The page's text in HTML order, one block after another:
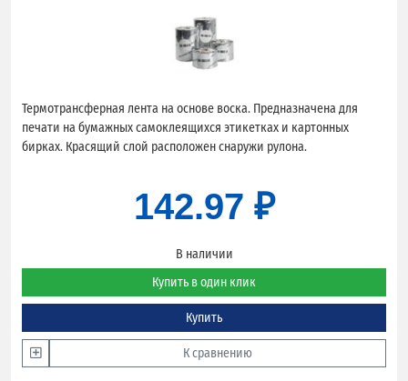
Термотрансферная лента на основе воска. Предназначена для
печати на бумажных самоклеящихся этикетках и картонных
бирках. Красящий слой расположен снаружи рулона.
142.97 ₽
В наличии
Купить в один клик
Купить
К сравнению